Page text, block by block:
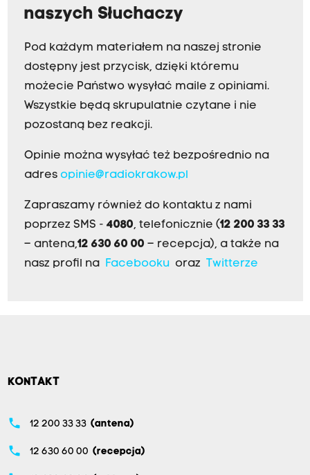
naszych Słuchaczy
Pod każdym materiałem na naszej stronie
dostępny jest przycisk, dzięki któremu
możecie Państwo wysyłać maile z opiniami.
Wszystkie będą skrupulatnie czytane i nie
pozostaną bez reakcji.
Opinie można wysyłać też bezpośrednio na
adres opinie@radiokrakow.pl
Zapraszamy również do kontaktu z nami
poprzez SMS - 4080, telefonicznie (12 200 33 33
– antena,12 630 60 00 – recepcja), a także na
nasz profil na
Facebookuoraz Twitterze
KONTAKT
phone 12 200 33 33 (antena)
phone 12 630 60 00 (recepcja)